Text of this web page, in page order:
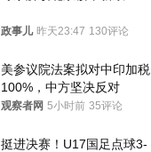
政事儿 昨天23:47 130评论
美参议院法案拟对中印加税
100%，中方坚决反对
观察者网 5小时前 35评论
挺进决赛！U17国足点球3-